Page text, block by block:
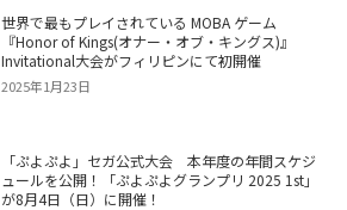
世界で最もプレイされている MOBA ゲーム
『Honor of Kings(オナー・オブ・キングス)』
Invitational大会がフィリピンにて初開催
2025年1月23日
「ぷよぷよ」セガ公式大会 本年度の年間スケジ
ュールを公開！「ぷよぷよグランプリ 2025 1st」
が8月4日（日）に開催！